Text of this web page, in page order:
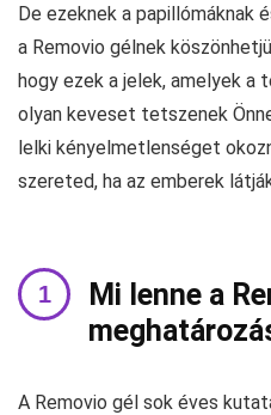
De ezeknek a papillómáknak
a Removio gélnek
hogy ezek a jelek, amelyek a
olyan keveset tetszenek
lelki kényelmetlenséget
szereted, ha az emberek
Mi lenne a
A Removio gél sok éves